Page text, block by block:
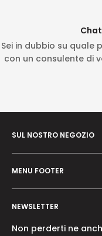
Sei in dubbio su
con un consulente di
SUL NOSTRO NEGOZIO
Il nostro obbiettivo
riferimento per gli
amatoriali in
giardinaggio,
MENU FOOTER
Cerca
Chi siamo
Dove siamo
NEWSLETTER
Non perderti ne